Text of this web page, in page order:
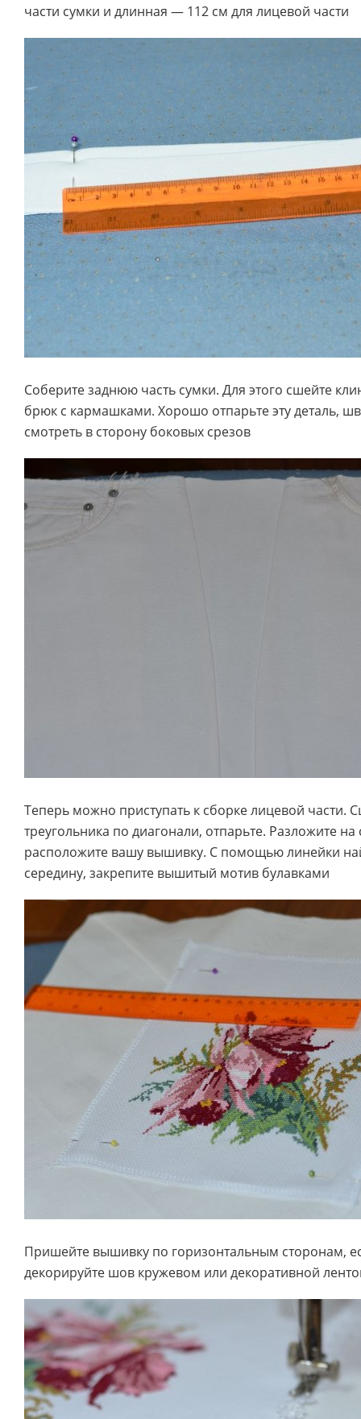
части сумки и длинная — 112 см для лицевой части
Соберите заднюю часть сумки. Для этого сшейте
брюк с кармашками. Хорошо отпарьте эту деталь,
смотреть в сторону боковых срезов
Теперь можно приступать к сборке лицевой части.
треугольника по диагонали, отпарьте. Разложите на
расположите вашу вышивку. С помощью линейки
середину, закрепите вышитый мотив булавками
Пришейте вышивку по горизонтальным сторонам,
декорируйте шов кружевом или декоративной